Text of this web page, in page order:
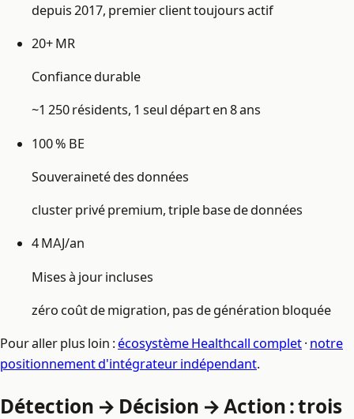
depuis 2017, premier client toujours actif
20+ MR
Confiance durable
~1 250 résidents, 1 seul départ en 8 ans
100 % BE
Souveraineté des données
cluster privé premium, triple base de données
4 MAJ/an
Mises à jour incluses
zéro coût de migration, pas de génération bloquée
Pour aller plus loin : écosystème Healthcall complet· notre
positionnement d'intégrateur indépendant.
Détection → Décision → Action : trois